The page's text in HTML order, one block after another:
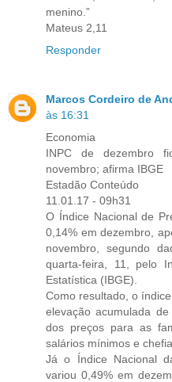
menino.”
Mateus 2,11
Responder
Marcos Cordeiro de
às 16:31
Economia
INPC de dezembro
novembro; afirma IBGE
Estadão Conteúdo
11.01.17 - 09h31
O Índice Nacional de
0,14% em dezembro,
novembro, segundo
quarta-feira, 11, pelo
Estatística (IBGE).
Como resultado, o
elevação acumulada
dos preços para as
salários mínimos e
Já o Índice Nacional
variou 0,49% em